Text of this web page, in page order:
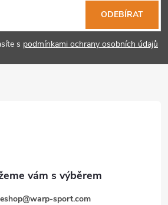
s podmínkami ochrany osobních údajů
ODEBÍRAT
eshop@warp-sport.com